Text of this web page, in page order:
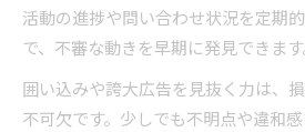
活動の進捗や問い合わせ状況を定期
で、不審な動きを早期に発見できます
囲い込みや誇大広告を見抜く力は、
不可欠です。少しでも不明点や違和